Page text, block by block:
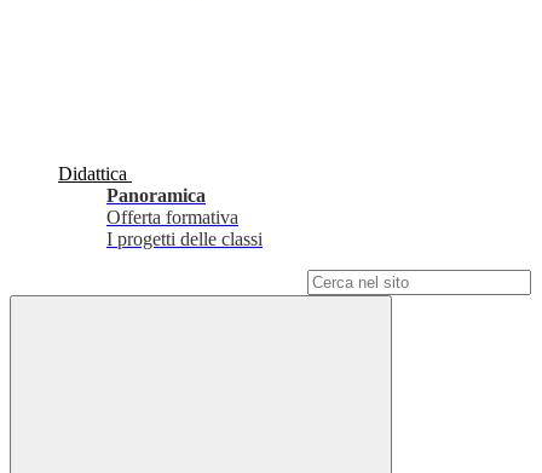
Didattica
Panoramica
Offerta formativa
I progetti delle classi